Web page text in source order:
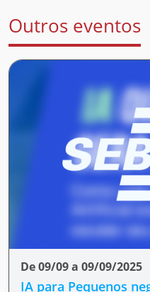
Outros eventos
De 09/09 a 09/09/2025
IA para Pequenos